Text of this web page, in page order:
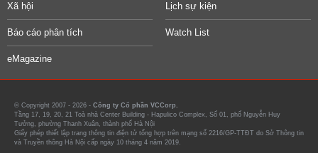
Xã hội Lịch sự kiện
Báo cáo phân tích Watch List
eMagazine
© Copyright 2007 - 2026 - Công ty Cổ phần VCCorp.
Tầng 17, 19, 20, 21 Toà nhà Center Building - Hapulico Complex, Số 01, phố Nguyễn Huy
Tưởng, phường Thanh Xuân, thành phố Hà Nội
Giấy phép thiết lập trang thông tin điện tử tổng hợp trên mạng số 2216/GP-TTĐT do Sở Thông tin
và Truyền thông Hà Nội cấp ngày 10 tháng 4 năm 2019.